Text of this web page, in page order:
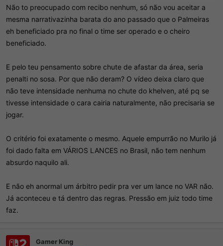
ir no VAR, foi bizarro, os jogadores do Palmeiras falaram grosso e
ele peidou e pediu pra ir ver.
Show de horrores, esse juiz não tem serve nem pra Serie D, agora
relaxa, se o Palmeiras for campeão vai ser legitimo pq lambança de
Não to preocupado com recibo nenhum, só não vou aceitar a
mesma narrativazinha barata do ano passado que o Palmeiras
eh beneficiado pra no final o time ser operado e o cheiro
beneficiado.
E pelo teu pensamento sobre chute de afastar da área, seria
penalti no sosa. Por que não deram? O vídeo deixa claro que
não teve intensidade nenhuma no chute do khelven, até pq se
tivesse intensidade o cara cairia naturalmente, não precisaria se
jogar.
O critério foi exatamente o mesmo. Aquele empurrão no Murilo já
foi dado falta em VÁRIOS LANCES no Brasil, não tem nenhum
absurdo naquilo ali.
E não eh anormal um árbitro pedir pra ver um lance no VAR não.
Já aconteceu e tá dentro das regras. Pressão em juiz todo time
faz.
Gamer King